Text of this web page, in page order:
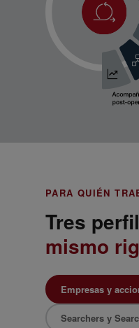
PARA QUIÉN
Tres
mismo
Empresas y
Searchers y